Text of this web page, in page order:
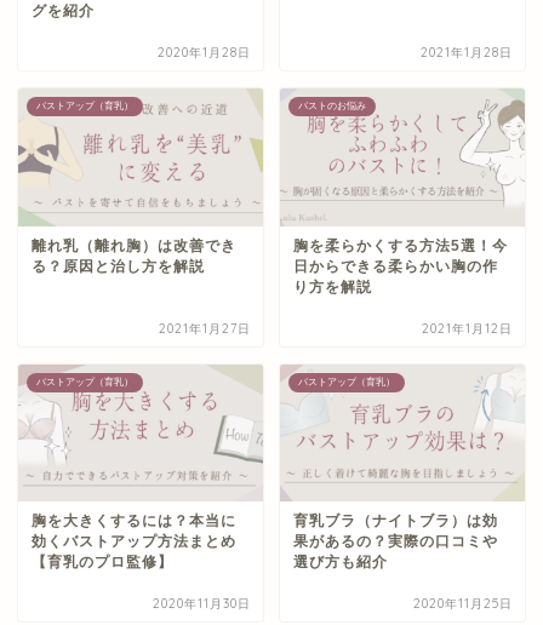
グを紹介
2020年1月28日 2021年1月28日
バストアップ（育乳）
離れ乳（離れ胸）は改善でき
る？原因と治し方を解説
2021年1月27日
バストのお悩み
胸を柔らかくする方法5選！今
日からできる柔らかい胸の作
り方を解説
2021年1月12日
バストアップ（育乳）
胸を大きくするには？本当に
効くバストアップ方法まとめ
【育乳のプロ監修】
2020年11月30日
バストアップ（育乳）
育乳ブラ（ナイトブラ）は効
果があるの？実際の口コミや
選び方も紹介
2020年11月25日